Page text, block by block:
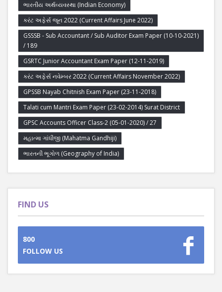
ભારતીય અર્થવ્યવસ્થા (Indian Economy)
કરંટ અફેર્સ જૂન 2022 (Current Affairs June 2022)
GSSSB - Sub Accountant / Sub Auditor Exam Paper (10-10-2021)
/ 189
GSRTC Junior Accountant Exam Paper (12-11-2019)
કરંટ અફેર્સ નવેમ્બર 2022 (Current Affairs November 2022)
GPSSB Nayab Chitnish Exam Paper (23-11-2018)
Talati cum Mantri Exam Paper (23-02-2014) Surat District
GPSC Accounts Officer Class-2 (05-01-2020) / 27
મહાત્મા ગાંધીજી (Mahatma Gandhiji)
ભારતની ભૂગોળ (Geography of India)
FIND US
800
FOLLOW US